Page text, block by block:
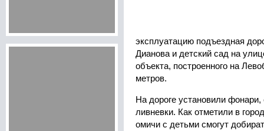
эксплуатацию подъездная
Дианова и детский сад на
объекта, построенного на
метров.
На дороге установили
ливневки. Как отметили в
омичи с детьми смогут